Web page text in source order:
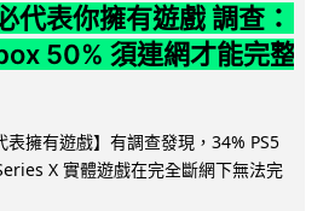
代表你擁有遊戲 調查：
50% 須連網才能完整
表擁有遊戲】有調查發現，34% PS5
X 實體遊戲在完全斷網下無法完